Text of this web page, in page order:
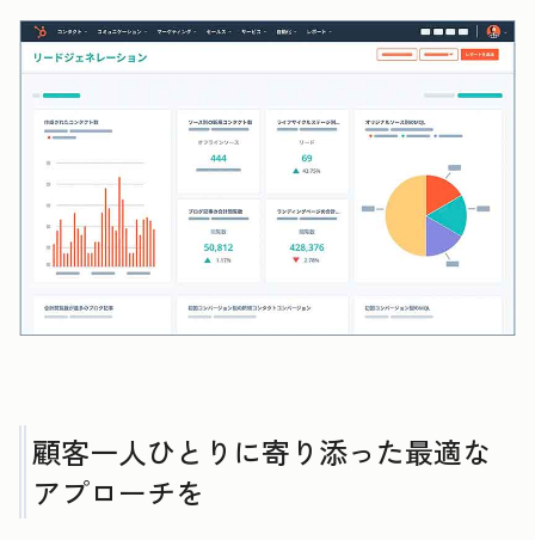
顧客一人ひとりに寄り添った最適な
アプローチを